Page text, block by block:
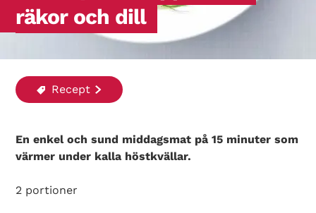
räkor och dill
Recept
En enkel och sund middagsmat på 15 minuter som
värmer under kalla höstkvällar.
2 portioner